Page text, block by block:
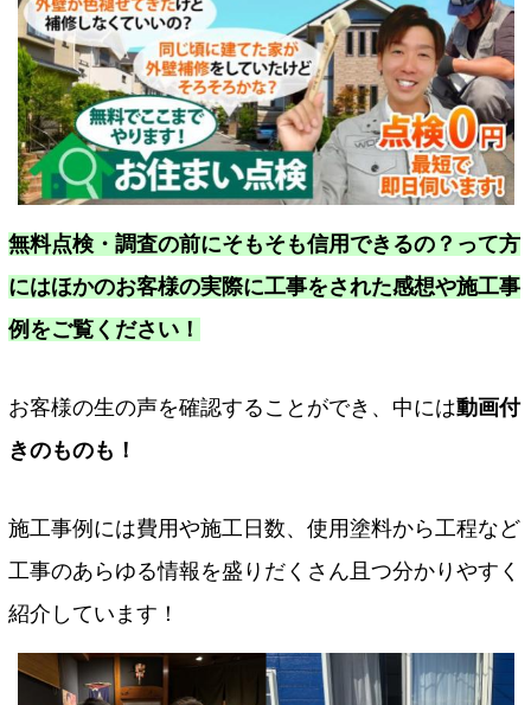
無料点検・調査の前にそもそも信用できるの？って方
にはほかのお客様の実際に工事をされた感想や施工事
例をご覧ください！
お客様の生の声を確認することができ、中には動画付
きのものも！
施工事例には費用や施工日数、使用塗料から工程など
工事のあらゆる情報を盛りだくさん且つ分かりやすく
紹介しています！